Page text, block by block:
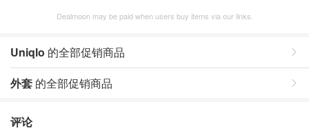
Dealmoon may be paid when users buy items via our links.
Uniqlo 的全部促销商品
外套 的全部促销商品
评论